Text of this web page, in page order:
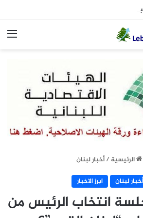
في إطار ملاحقة المخلين بالأمن
الرئيسية / أخبار لبنان
أخبار لبنان
ابرز الاخبار
انتخاب الرئيس من